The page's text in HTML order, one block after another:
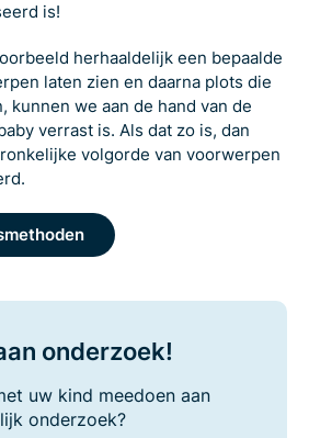
is!
herhaaldelijk een bepaalde
laten zien en daarna plots die
kunnen we aan de hand van de
verrast is. Als dat zo is, dan
volgorde van voorwerpen
onderzoek!
uw kind meedoen aan
onderzoek?